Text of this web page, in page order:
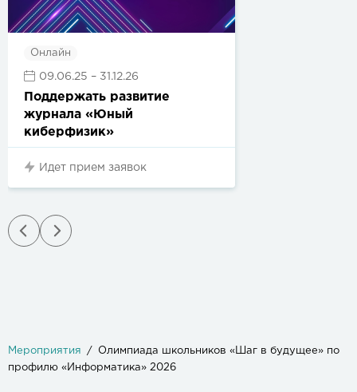
Онлайн
09.06.25 – 31.12.26
Поддержать развитие
журнала «Юный
киберфизик»
Идет прием заявок
Мероприятия
Олимпиада школьников «Шаг в будущее» по
профилю «Информатика» 2026